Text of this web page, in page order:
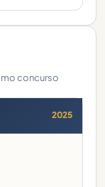
concurso
2025